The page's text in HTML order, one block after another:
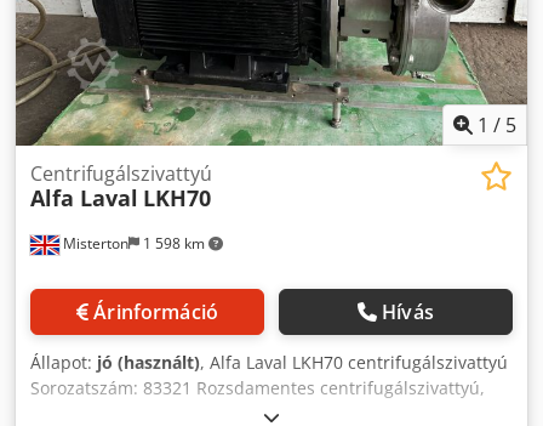
1 / 5
Misterton 1 598 km
Centrifugálszivattyú
Alfa Laval LKH70
Árinformáció Hívás
Állapot: jó (használt), Alfa Laval LKH70 centrifugálszivattyú
Sorozatszám: 83321 Rozsdamentes centrifugálszivattyú,
30Kw motor, 3Ph Djdpju N Hybefx Ailokr